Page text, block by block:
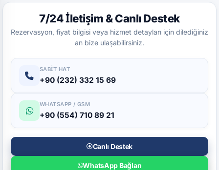
7/24 İletişim & Canlı Destek
Rezervasyon, fiyat bilgisi veya hizmet detayları için dilediğiniz
an bize ulaşabilirsiniz.
SABIT HAT
+90 (232) 332 15 69
WHATSAPP / GSM
+90 (554) 710 89 21
Canlı Destek
WhatsApp Bağlan